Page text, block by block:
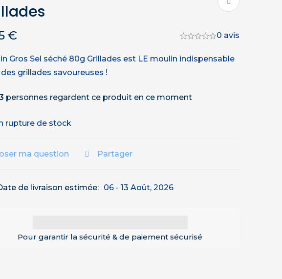
€ 0 avis
Gros Sel séché 80g Grillades est LE moulin indispensable
grillades savoureuses !
personnes regardent ce produit en ce moment
rupture de stock
ma question Partager
de livraison estimée: 06 - 13 Août, 2026
Pour garantir la sécurité & de paiement sécurisé